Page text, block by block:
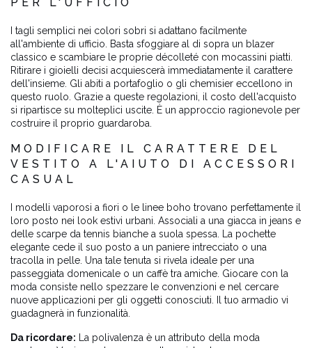
I tagli semplici nei colori sobri si adattano facilmente
all'ambiente di ufficio. Basta sfoggiare al di sopra un blazer
classico e scambiare le proprie décolleté con mocassini piatti.
Ritirare i gioielli decisi acquiescerà immediatamente il carattere
dell'insieme. Gli abiti a portafoglio o gli chemisier eccellono in
questo ruolo. Grazie a queste regolazioni, il costo dell'acquisto
si ripartisce su molteplici uscite. È un approccio ragionevole per
costruire il proprio guardaroba.
MODIFICARE IL CARATTERE DEL
VESTITO A L'AIUTO DI ACCESSORI
CASUAL
I modelli vaporosi a fiori o le linee boho trovano perfettamente il
loro posto nei look estivi urbani. Associali a una giacca in jeans e
delle scarpe da tennis bianche a suola spessa. La pochette
elegante cede il suo posto a un paniere intrecciato o una
tracolla in pelle. Una tale tenuta si rivela ideale per una
passeggiata domenicale o un caffè tra amiche. Giocare con la
moda consiste nello spezzare le convenzioni e nel cercare
nuove applicazioni per gli oggetti conosciuti. Il tuo armadio vi
guadagnerà in funzionalità.
Da ricordare: La polivalenza è un attributo della moda